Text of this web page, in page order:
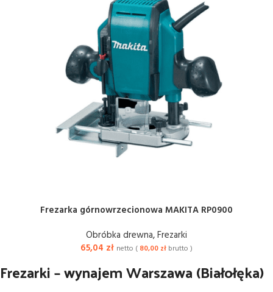
Frezarka górnowrzecionowa MAKITA RP0900
Obróbka drewna,Frezarki
65,04 zł netto ( 80,00 zł brutto )
Frezarki – wynajem Warszawa (Białołęka)